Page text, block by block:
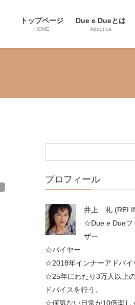
トップページ
HOME
Due e Dueとは
About us
プロフィール
井上 礼 (REI
☆Due e Dueフ
ザー
☆バイヤー
☆2018年インナーアドバイ
☆25年にわたり3万人以上
ドバイスを行う。
☆何気ない日常が10倍楽し